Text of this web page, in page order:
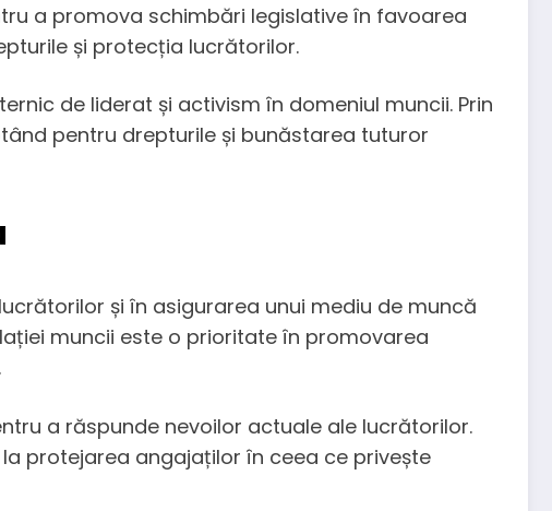
a promova schimbări legislative în favoarea
și protecția lucrătorilor.
de liderat și activism în domeniul muncii. Prin
pentru drepturile și bunăstarea tuturor
și în asigurarea unui mediu de muncă
muncii este o prioritate în promovarea
a răspunde nevoilor actuale ale lucrătorilor.
protejarea angajaților în ceea ce privește